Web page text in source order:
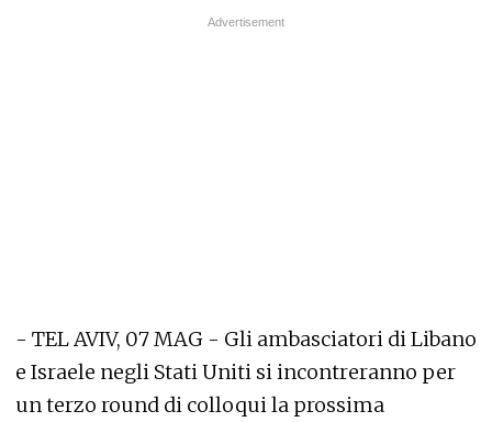
- TEL AVIV, 07 MAG - Gli ambasciatori di Libano
e Israele negli Stati Uniti si incontreranno per
un terzo round di colloqui la prossima